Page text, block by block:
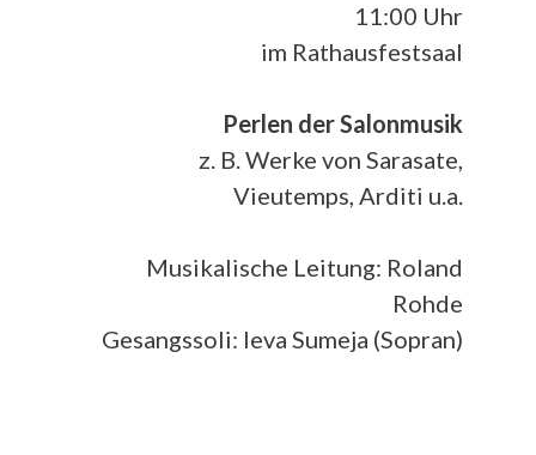
11:00 Uhr
im Rathausfestsaal
Perlen der Salonmusik
z. B. Werke von Sarasate,
Vieutemps, Arditi u.a.
Musikalische Leitung: Roland
Rohde
Gesangssoli: Ieva Sumeja (Sopran)